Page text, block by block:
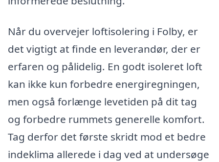
Når du overvejer loftisolering i Folby, er
det vigtigt at finde en leverandør, der er
erfaren og pålidelig. En godt isoleret loft
kan ikke kun forbedre energiregningen,
men også forlænge levetiden på dit tag
og forbedre rummets generelle komfort.
Tag derfor det første skridt mod et bedre
indeklima allerede i dag ved at undersøge